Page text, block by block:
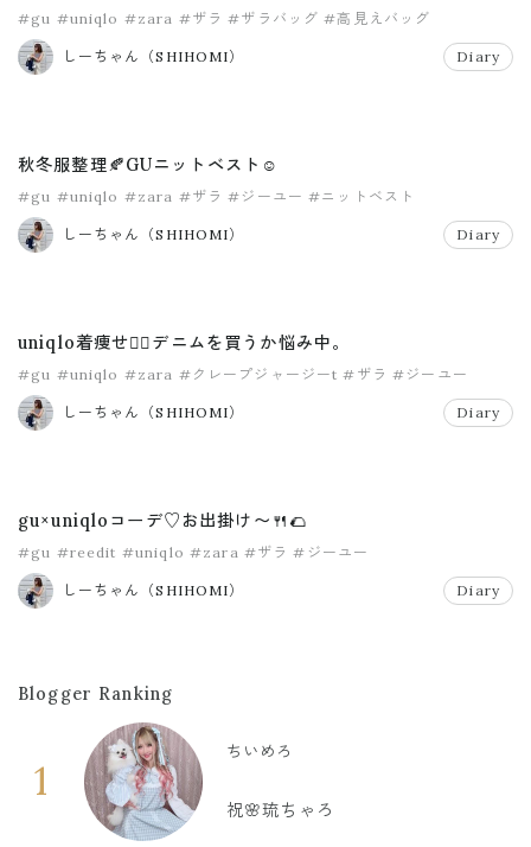
#gu #uniqlo #zara #ザラ #ザラバッグ #高見えバッグ
しーちゃん（SHIHOMI） Diary
秋冬服整理🍂GUニットベスト☺️
#gu #uniqlo #zara #ザラ #ジーユー #ニットベスト
しーちゃん（SHIHOMI） Diary
uniqlo着痩せ💁‍♀️デニムを買うか悩み中。
#gu #uniqlo #zara #クレープジャージーt #ザラ #ジーユー
しーちゃん（SHIHOMI） Diary
gu×uniqloコーデ♡お出掛け〜🍴🌮
#gu #reedit #uniqlo #zara #ザラ #ジーユー
しーちゃん（SHIHOMI） Diary
Blogger Ranking
1
ちいめろ
祝🌸琉ちゃろ